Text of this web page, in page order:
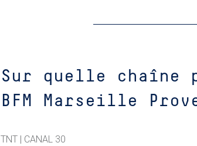
Sur quelle chaîne
BFM Marseille
TNT | CANAL 30